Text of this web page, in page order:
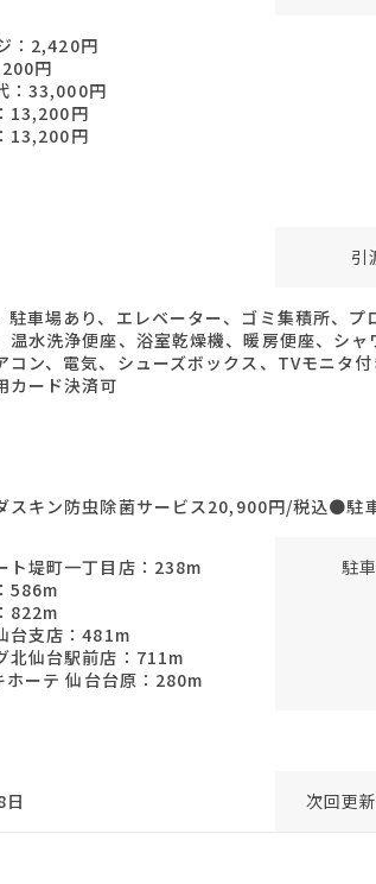
：2,420円
円
：33,000円
13,200円
13,200円
引
駐車場あり、エレベーター、ゴミ集積所、
温水洗浄便座、浴室乾燥機、暖房便座、シ
コン、電気、シューズボックス、TVモニタ
カード決済可
キン防虫除菌サービス20,900円/税込●駐
ト堤町一丁目店：238m
586m
822m
台支店：481m
北仙台駅前店：711m
ホーテ 仙台台原：280m
駐
次回更